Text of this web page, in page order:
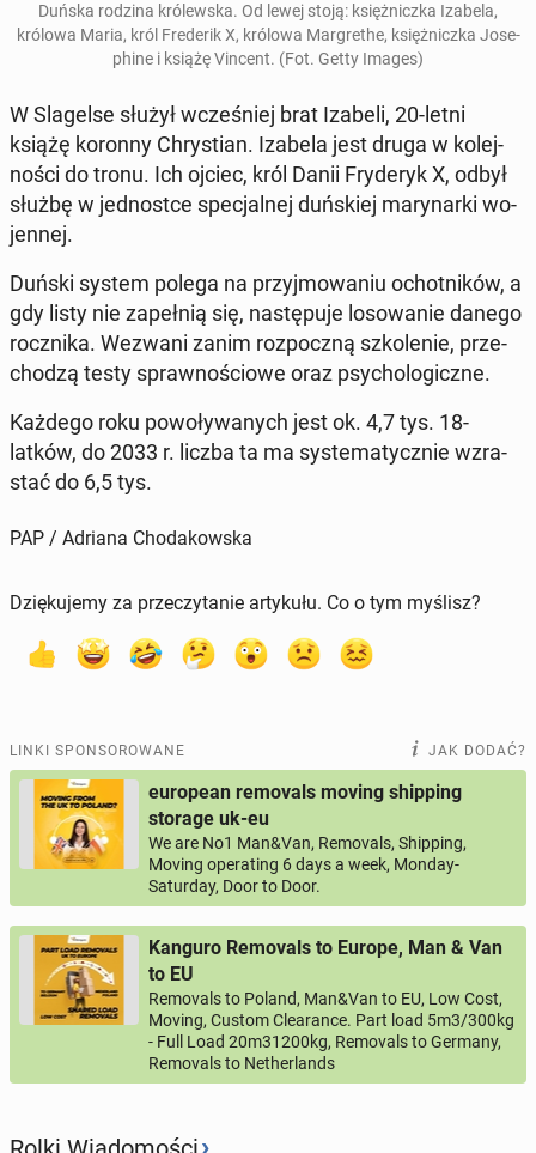
Duńska rodzina kró­lew­ska. Od lewej stoją: księż­nicz­ka Izabela,
królowa Maria, król Fre­de­rik X, królowa Mar­gre­the, księż­nicz­ka Jo­se­
phi­ne i książę Vincent. (Fot. Getty Images)
W Sla­gel­se służył wcze­śniej brat Izabeli, 20-letni
książę koronny Chry­stian. Izabela jest druga w ko­lej­
no­ści do tronu. Ich ojciec, król Danii Fry­de­ryk X, odbył
służbę w jed­no­st­ce spe­cjal­nej duń­skiej ma­ry­nar­ki wo­
jen­nej.
Duński system polega na przyj­mo­wa­niu ochot­ni­ków, a
gdy listy nie za­peł­nią się, na­stę­pu­je lo­so­wa­nie danego
rocz­ni­ka. Wezwani zanim roz­pocz­ną szko­le­nie, prze­
cho­dzą testy spraw­no­ścio­we oraz psy­cho­lo­gicz­ne.
Każdego roku po­wo­ły­wa­nych jest ok. 4,7 tys. 18-
latków, do 2033 r. liczba ta ma sys­te­ma­tycz­nie wzra­
stać do 6,5 tys.
PAP / Adriana Chodakowska
Dziękujemy za przeczytanie artykułu. Co o tym myślisz?
LINKI SPONSOROWANE JAK DODAĆ?
european removals moving shipping
storage uk-eu
We are No1 Man&Van, Removals, Shipping,
Moving operating 6 days a week, Monday-
Saturday, Door to Door.
Kanguro Removals to Europe, Man & Van
to EU
Removals to Poland, Man&Van to EU, Low Cost,
Moving, Custom Clearance. Part load 5m3/300kg
- Full Load 20m31200kg, Removals to Germany,
Removals to Netherlands